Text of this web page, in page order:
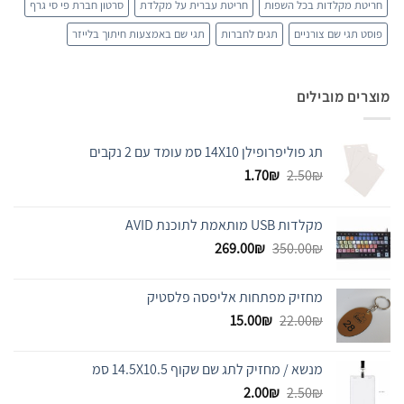
חריטת מקלדות בכל השפות חריטת עברית על מקלדת
סרטון חברת פי סי גרף
פוסט תגי שם צורניים
תגים לחברות תגי שם באמצעות חיתוך בלייזר
מוצרים מובילים
תג פוליפרופילן 14X10 סמ עומד עם 2 נקבים
2.50₪
המחיר
2.50₪.
1.70₪
המחיר
1.70₪.
מקלדות USB מותאמת לתוכנת AVID
350.00₪
המחיר
350.00₪.
269.00₪
המחיר
269.00₪.
מחזיק מפתחות אליפסה פלסטיק
22.00₪
המחיר
22.00₪.
15.00₪
המחיר
15.00₪.
מנשא / מחזיק לתג שם שקוף 14.5X10.5 סמ
2.50₪
המחיר
2.00₪
המחיר